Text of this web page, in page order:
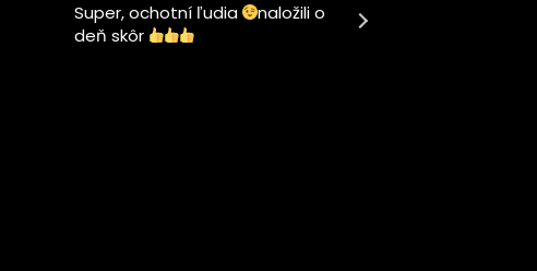
Super, ochotní ľudia
naložili o
deň skôr
Este usuario solo dejó
calificación.